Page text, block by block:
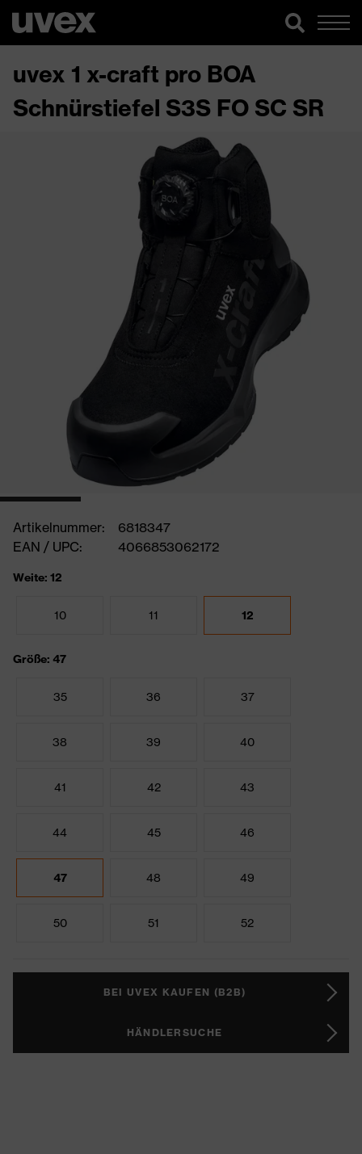
uvex 1 x-craft pro BOA
Schnürstiefel S3S FO SC SR
Artikelnummer:
6818347
EAN / UPC:
4066853062172
Weite: 12
10 11 12
Größe: 47
35 36 37
38 39 40
41 42 43
44 45 46
47 48 49
50 51 52
BEI UVEX KAUFEN (B2B)
HÄNDLERSUCHE